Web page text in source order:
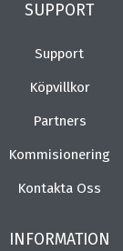
SUPPORT
Support
Köpvillkor
Partners
Kommisionering
Kontakta Oss
INFORMATION